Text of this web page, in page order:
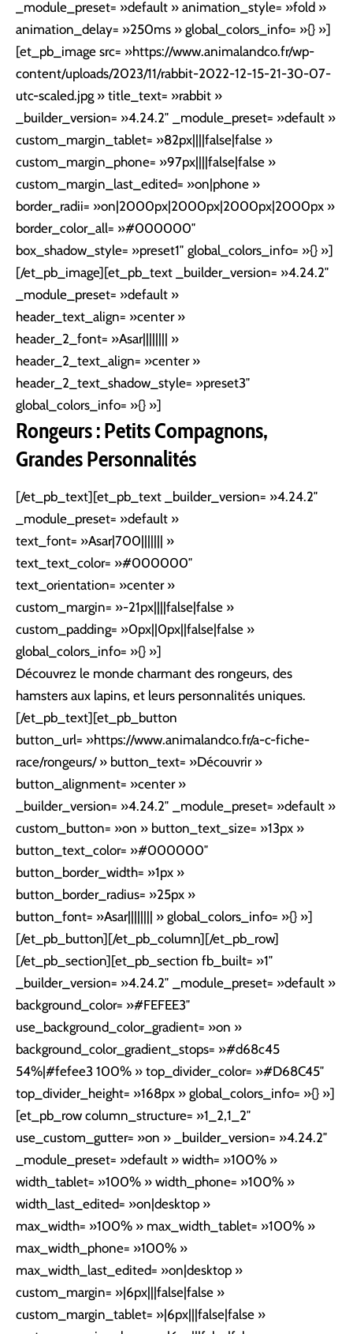
_module_preset= »default » animation_style= »fold »
animation_delay= »250ms » global_colors_info= »{} »]
[et_pb_image src= »https://www.animalandco.fr/wp-
content/uploads/2023/11/rabbit-2022-12-15-21-30-07-
utc-scaled.jpg » title_text= »rabbit »
_builder_version= »4.24.2″ _module_preset= »default »
custom_margin_tablet= »82px||||false|false »
custom_margin_phone= »97px||||false|false »
custom_margin_last_edited= »on|phone »
border_radii= »on|2000px|2000px|2000px|2000px »
border_color_all= »#000000″
box_shadow_style= »preset1″ global_colors_info= »{} »]
[/et_pb_image][et_pb_text _builder_version= »4.24.2″
_module_preset= »default »
header_text_align= »center »
header_2_font= »Asar|||||||| »
header_2_text_align= »center »
header_2_text_shadow_style= »preset3″
global_colors_info= »{} »]
Rongeurs : Petits Compagnons,
Grandes Personnalités
[/et_pb_text][et_pb_text _builder_version= »4.24.2″
_module_preset= »default »
text_font= »Asar|700||||||| »
text_text_color= »#000000″
text_orientation= »center »
custom_margin= »-21px||||false|false »
custom_padding= »0px||0px||false|false »
global_colors_info= »{} »]
Découvrez le monde charmant des rongeurs, des
hamsters aux lapins, et leurs personnalités uniques.
[/et_pb_text][et_pb_button
button_url= »https://www.animalandco.fr/a-c-fiche-
race/rongeurs/ » button_text= »Découvrir »
button_alignment= »center »
_builder_version= »4.24.2″ _module_preset= »default »
custom_button= »on » button_text_size= »13px »
button_text_color= »#000000″
button_border_width= »1px »
button_border_radius= »25px »
button_font= »Asar|||||||| » global_colors_info= »{} »]
[/et_pb_button][/et_pb_column][/et_pb_row]
[/et_pb_section][et_pb_section fb_built= »1″
_builder_version= »4.24.2″ _module_preset= »default »
background_color= »#FEFEE3″
use_background_color_gradient= »on »
background_color_gradient_stops= »#d68c45
54%|#fefee3 100% » top_divider_color= »#D68C45″
top_divider_height= »168px » global_colors_info= »{} »]
[et_pb_row column_structure= »1_2,1_2″
use_custom_gutter= »on » _builder_version= »4.24.2″
_module_preset= »default » width= »100% »
width_tablet= »100% » width_phone= »100% »
width_last_edited= »on|desktop »
max_width= »100% » max_width_tablet= »100% »
max_width_phone= »100% »
max_width_last_edited= »on|desktop »
custom_margin= »|6px|||false|false »
custom_margin_tablet= »|6px|||false|false »